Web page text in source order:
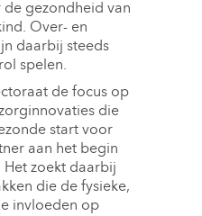
de gezondheid van
Over- en
daarbij steeds
spelen.
de focus op
die
start voor
aan het begin
Het zoekt daarbij
die de fysieke,
invloeden op